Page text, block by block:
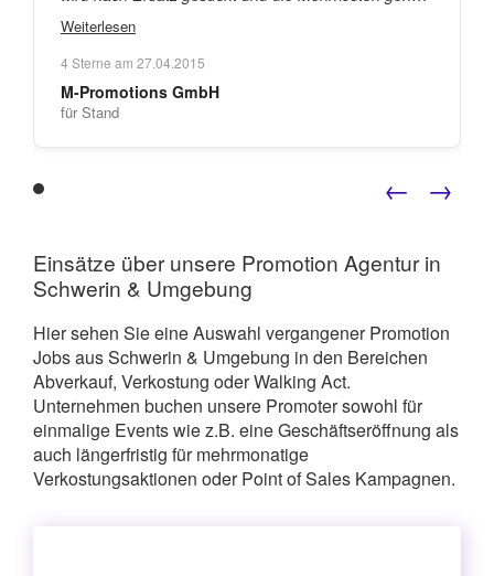
nicht zu Lasten des Auftraggebers.
Weiterlesen
4 Sterne am 27.04.2015
M-Promotions GmbH
für Stand
← →
Einsätze über unsere Promotion Agentur in
Schwerin & Umgebung
Hier sehen Sie eine Auswahl vergangener Promotion
Jobs aus Schwerin & Umgebung in den Bereichen
Abverkauf, Verkostung oder Walking Act.
Unternehmen buchen unsere Promoter sowohl für
einmalige Events wie z.B. eine Geschäftseröffnung als
auch längerfristig für mehrmonatige
Verkostungsaktionen oder Point of Sales Kampagnen.